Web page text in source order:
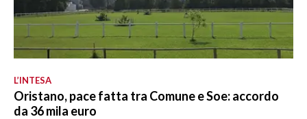
L’INTESA
Oristano, pace fatta tra Comune e Soe: accordo
da 36 mila euro